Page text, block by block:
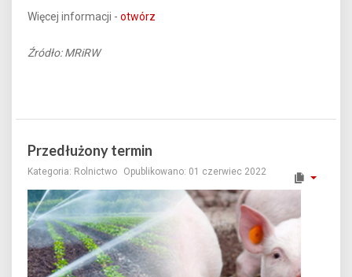
Więcej informacji - otwórz
Źródło: MRiRW
Przedłużony termin
Kategoria: Rolnictwo Opublikowano: 01 czerwiec 2022